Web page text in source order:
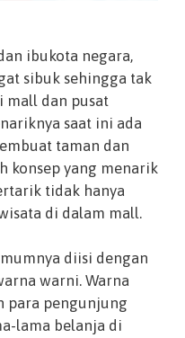
ibukota negara,
sibuk sehingga tak
mall dan pusat
saat ini ada
taman dan
konsep yang menarik
tidak hanya
di dalam mall.
diisi dengan
warni. Warna
para pengunjung
lama belanja di